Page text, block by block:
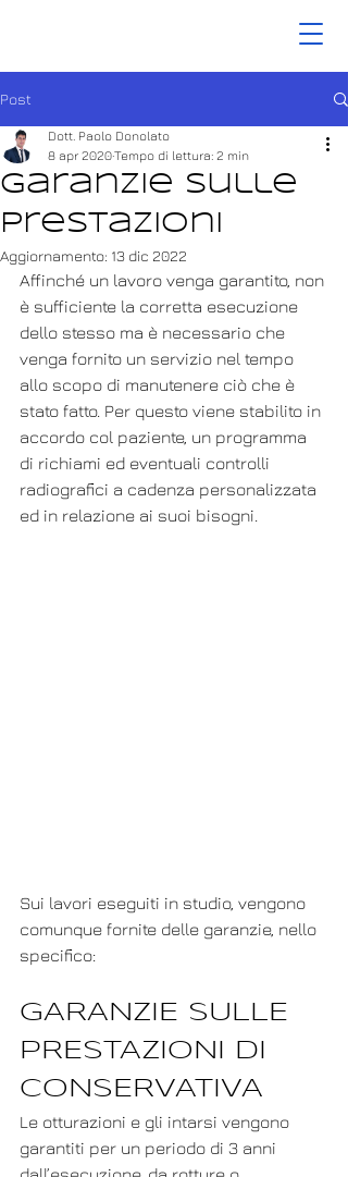
Post
Garanzie sulle
prestazioni
Dott. Paolo Donolato
8 apr 2020Tempo di lettura: 2 min
Aggiornamento: 13 dic 2022
Affinché un lavoro venga garantito, non
è sufficiente la corretta esecuzione
dello stesso ma è necessario che
venga fornito un servizio nel tempo
allo scopo di manutenere ciò che è
stato fatto. Per questo viene stabilito in
accordo col paziente, un programma
di richiami ed eventuali controlli
radiografici a cadenza personalizzata
ed in relazione ai suoi bisogni.
Sui lavori eseguiti in studio, vengono
comunque fornite delle garanzie, nello
specifico:
GARANZIE SULLE
PRESTAZIONI DI
CONSERVATIVA
Le otturazioni e gli intarsi vengono
garantiti per un periodo di 3 anni